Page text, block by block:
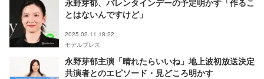
とはないんですけど」
2025.02.11 18:22
モデルプレス
永野芽郁主演「晴れたらいいね」地上波初放送決定
共演者とのエピソード・見どころ明かす